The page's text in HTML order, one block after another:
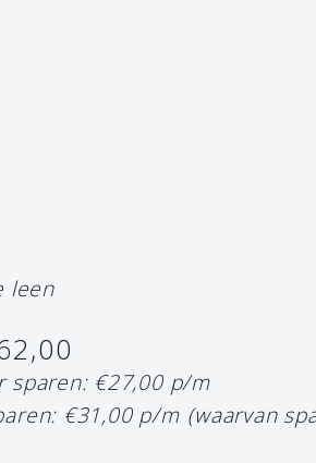
leen
sparen: €27,00 p/m
€31,00 p/m (waarvan